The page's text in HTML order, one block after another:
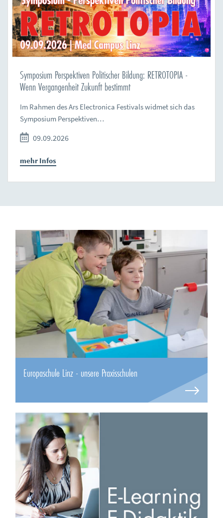
Symposium Perspektiven Politischer Bildung: RETROTOPIA -
Wenn Vergangenheit Zukunft bestimmt
Im Rahmen des Ars Electronica Festivals widmet sich das
Symposium Perspektiven…
09.09.2026
mehr Infos
Europaschule Linz - unsere Praxisschulen